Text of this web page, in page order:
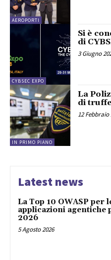
AEROPORTI
CYBSEC EXPO
Si è
di
3 Giugno
IN PRIMO PIANO
La
di
12 Febbraio
Latest news
La Top 10 OWASP per
applicazioni agentiche
2026
5 Agosto 2026